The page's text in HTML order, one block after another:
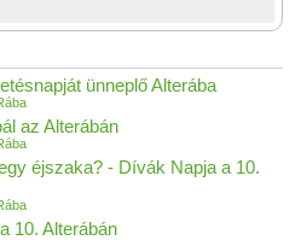
ünneplő Alterába
az Alterábán
éjszaka? - Dívák Napja a 10.
10. Alterábán